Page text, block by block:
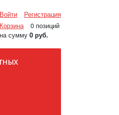
Войти
Регистрация
Корзина
0 позиций
на сумму 0 руб.